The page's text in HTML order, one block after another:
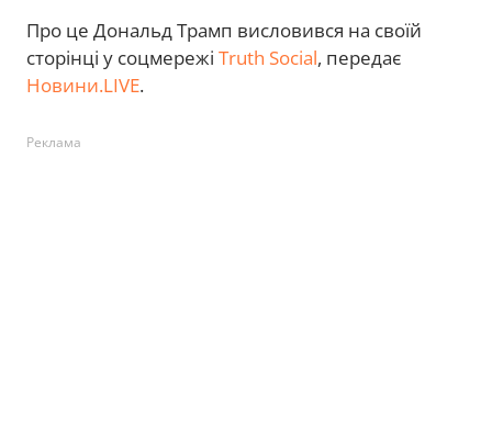
Про це Дональд Трамп висловився на своїй
сторінці у соцмережі Truth Social, передає
Новини.LIVE.
Реклама